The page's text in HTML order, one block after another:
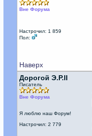
Вне Форума
Настрочил: 1 859
Пол:
Наверх
Дорогой Э.Р.II
Писатель
Вне Форума
Я люблю наш Форум!
Настрочил: 2 779